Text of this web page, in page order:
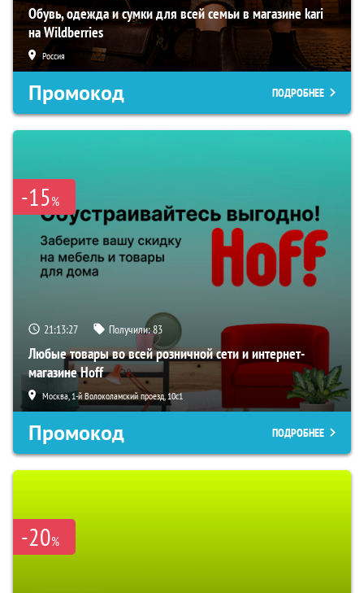
Обувь, одежда и сумки для всей семьи в магазине kari
на Wildberries
Россия
Промокод ПОДРОБНЕЕ
-15%
21:13:26 Получили:83
Любые товары во всей розничной сети и интернет-
магазине Hoff
Москва, 1-й Волоколамский проезд, 10с1
Промокод ПОДРОБНЕЕ
-20%